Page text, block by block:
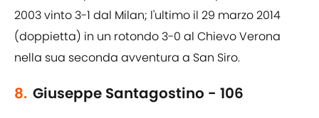
2003 vinto 3-1 dal Milan; l'ultimo il 29 marzo 2014
(doppietta) in un rotondo 3-0 al Chievo Verona
nella sua seconda avventura a San Siro.
8. Giuseppe Santagostino - 106